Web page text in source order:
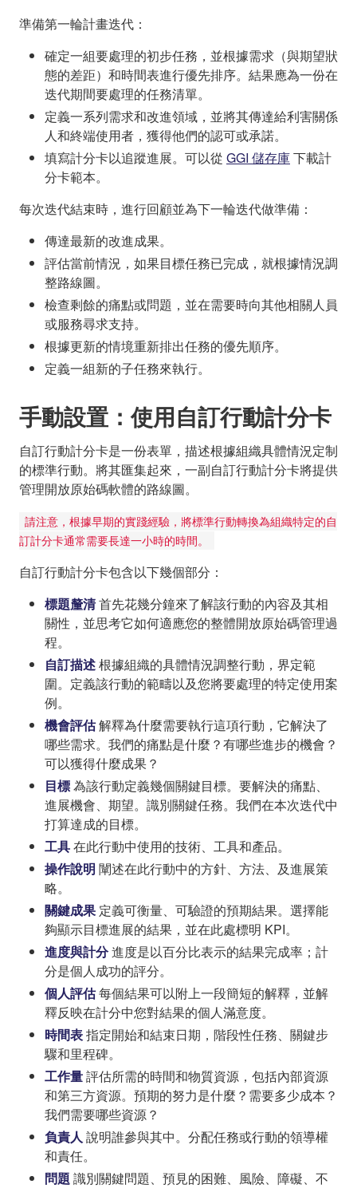
準備第一輪計畫迭代：
確定一組要處理的初步任務，並根據需求（與期望狀
態的差距）和時間表進行優先排序。結果應為一份在
迭代期間要處理的任務清單。
定義一系列需求和改進領域，並將其傳達給利害關係
人和終端使用者，獲得他們的認可或承諾。
填寫計分卡以追蹤進展。可以從 GGI 儲存庫下載計
分卡範本。
每次迭代結束時，進行回顧並為下一輪迭代做準備：
傳達最新的改進成果。
評估當前情況，如果目標任務已完成，就根據情況調
整路線圖。
檢查剩餘的痛點或問題，並在需要時向其他相關人員
或服務尋求支持。
根據更新的情境重新排出任務的優先順序。
定義一組新的子任務來執行。
手動設置：使用自訂行動計分卡
自訂行動計分卡是一份表單，描述根據組織具體情況定制
的標準行動。將其匯集起來，一副自訂行動計分卡將提供
管理開放原始碼軟體的路線圖。
請注意，根據早期的實踐經驗，將標準行動轉換為組織特定的自
訂計分卡通常需要長達一小時的時間。
自訂行動計分卡包含以下幾個部分：
標題釐清首先花幾分鐘來了解該行動的內容及其相
關性，並思考它如何適應您的整體開放原始碼管理過
程。
自訂描述根據組織的具體情況調整行動，界定範
圍。定義該行動的範疇以及您將要處理的特定使用案
例。
機會評估解釋為什麼需要執行這項行動，它解決了
哪些需求。我們的痛點是什麼？有哪些進步的機會？
可以獲得什麼成果？
目標為該行動定義幾個關鍵目標。要解決的痛點、
進展機會、期望。識別關鍵任務。我們在本次迭代中
打算達成的目標。
工具在此行動中使用的技術、工具和產品。
操作說明 闡述在此行動中的方針、方法、及進展策
略。
關鍵成果 定義可衡量、可驗證的預期結果。選擇能
夠顯示目標進展的結果，並在此處標明 KPI。
進度與計分進度是以百分比表示的結果完成率；計
分是個人成功的評分。
個人評估每個結果可以附上一段簡短的解釋，並解
釋反映在計分中您對結果的個人滿意度。
時間表指定開始和結束日期，階段性任務、關鍵步
驟和里程碑。
工作量評估所需的時間和物質資源，包括內部資源
和第三方資源。預期的努力是什麼？需要多少成本？
我們需要哪些資源？
負責人 說明誰參與其中。分配任務或行動的領導權
和責任。
問題 識別關鍵問題、預見的困難、風險、障礙、不